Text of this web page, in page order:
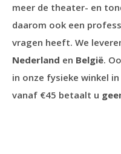
meer de theater- en
daarom ook een
vragen heeft. We
Nederland en België.
in onze fysieke winkel
vanaf €45 betaalt u